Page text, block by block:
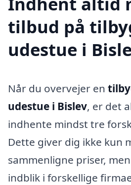
tilbud på
udestue i
Når du overvejer en
udestue i Bislev, er det
indhente mindst tre
Dette giver dig ikke kun
sammenligne priser,
indblik i forskellige